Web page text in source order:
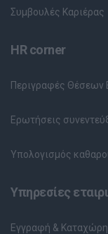
Συμβουλές Καριέρας
HR corner
Περιγραφές Θέσεων
Ερωτήσεις
Υπολογισμός
Υπηρεσίες
Εγγραφή &